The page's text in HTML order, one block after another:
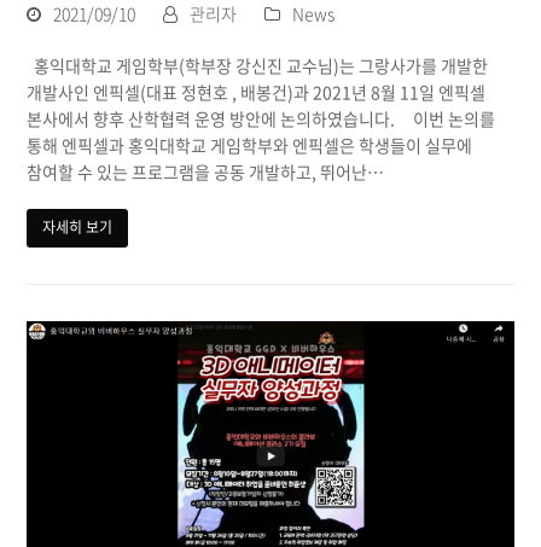
2021/09/10 관리자 News
홍익대학교 게임학부(학부장 강신진 교수님)는 그랑사가를 개발한
개발사인 엔픽셀(대표 정현호 , 배봉건)과 2021년 8월 11일 엔픽셀
본사에서 향후 산학협력 운영 방안에 논의하였습니다. 이번 논의를
통해 엔픽셀과 홍익대학교 게임학부와 엔픽셀은 학생들이 실무에
참여할 수 있는 프로그램을 공동 개발하고, 뛰어난…
자세히 보기